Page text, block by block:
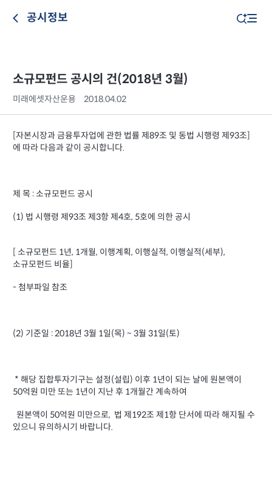
공시정보
소규모펀드 공시의 건(2018년 3월)
미래에셋자산운용 2018.04.02
[자본시장과 금융투자업에 관한 법률 제89조 및 동법 시행령 제93조]
에 따라 다음과 같이 공시합니다.
제 목 : 소규모펀드 공시
(1) 법 시행령 제93조 제3항 제4호, 5호에 의한 공시
[ 소규모펀드 1년, 1개월, 이행계획, 이행실적, 이행실적(세부),
소규모펀드 비율]
- 첨부파일 참조
(2) 기준일 :2018년 3월 1일(목) ~ 3월 31일(토)
* 해당 집합투자기구는 설정(설립) 이후 1년이 되는 날에 원본액이
50억원 미만 또는 1년이 지난 후 1개월간 계속하여
원본액이 50억원 미만으로, 법 제192조 제1항 단서에 따라 해지될 수
있으니 유의하시기 바랍니다.